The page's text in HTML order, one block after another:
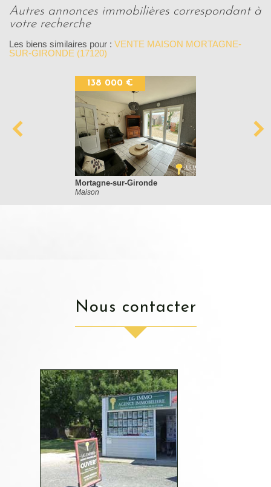
autres annonces immobilières correspondant à
votre recherche
Les biens similaires pour : VENTE MAISON MORTAGNE-
SUR-GIRONDE (17120)
138 000 €
Mortagne-sur-Gironde
Maison
nous contacter